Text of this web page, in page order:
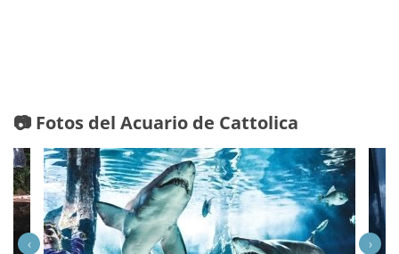
📷 Fotos del Acuario de Cattolica
‹ ›